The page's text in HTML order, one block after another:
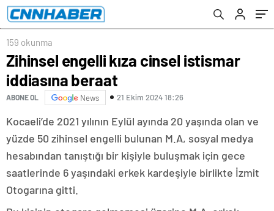
159 okunma
Zihinsel engelli kıza cinsel istismar
iddiasına beraat
ABONE OL News 21 Ekim 2024 18:26
Kocaeli’de 2021 yılının Eylül ayında 20 yaşında olan ve
yüzde 50 zihinsel engelli bulunan M.A, sosyal medya
hesabından tanıştığı bir kişiyle buluşmak için gece
saatlerinde 6 yaşındaki erkek kardeşiyle birlikte İzmit
Otogarına gitti.